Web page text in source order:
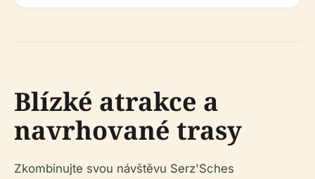
Blízké atrakce a
navrhované trasy
Zkombinujte svou návštěvu Serz'Sches